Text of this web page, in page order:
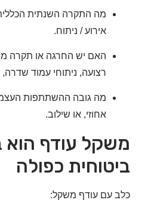
מה התקרה השנתית הכללית, ומה
אירוע / ניתוח.
האם יש החרגה או תקרה מיוחדת
רצועה, ניתוחי עמוד שדרה, בעיות
מה גובה ההשתתפות העצמית. האם
אחוזי, או שילוב.
עודף הוא בעיה
כפולה
עם עודף משקל: